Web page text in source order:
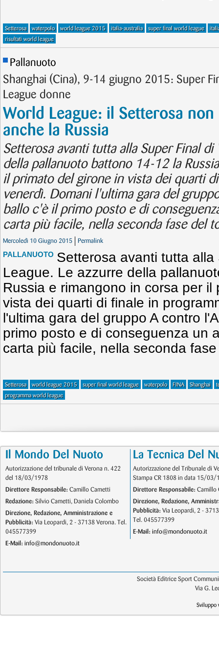
Setterosa waterpolo world league 2015 italia-australia super final world league
risultati world league
Pallanuoto
Shanghai (Cina), 9-14 giugno 2015: Super
League donne
World League: il Setterosa
anche la Russia
Setterosa avanti tutta alla Super Final di
della pallanuoto battono 14-12 la
il primato del girone in vista dei quarti
venerdì. Domani l'ultima gara del
ballo c'è il primo posto e di
carta più facile, nella seconda fase del
Mercoledì 10 Giugno 2015 Permalink
PALLANUOTO Setterosa avanti tutta
League. Le azzurre della
Russia e rimangono in corsa per il
vista dei quarti di finale in
l'ultima gara del gruppo A contro
primo posto e di conseguenza un
carta più facile, nella seconda
Setterosa world league 2015 super final world league waterpolo FINA Shanghai
programma world league
Il Mondo Del Nuoto
Autorizzazione del tribunale di Verona n. 422
del 18/03/1978
Direttore Responsabile: Camillo Cametti
Redazione: Silvio Cametti, Daniela Colombo
Direzione, Redazione, Amministrazione e
Pubblicità: Via Leopardi, 2 - 37138 Verona. Tel.
045577399
E-Mail: info@mondonuoto.it
La Tecnica Del
Autorizzazione del Tribunale di
Stampa CR 1808 in data 15/03/
Direttore Responsabile: Camillo
Direzione, Redazione,
Pubblicità: Via Leopardi, 2 -
Tel. 045577399
E-Mail: info@mondonuoto.it
Società Editrice Sport
Via G.
Sviluppo